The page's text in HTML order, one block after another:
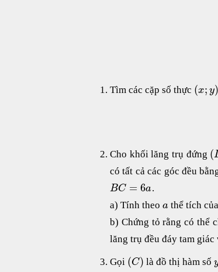
Tìm các cặp số thực (x; y)
Cho khối lăng trụ đứng (
có tất cả các góc đều
BC = 6a.
a) Tính theo a thể tích
b) Chứng tỏ rằng có thể
lăng trụ đều đáy tam giác
Gọi (C) là đồ thị hàm số